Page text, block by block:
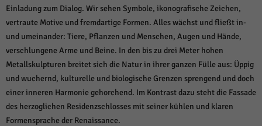
Einladung zum Dialog. Wir sehen Symbole, ikonografische Zeichen,
vertraute Motive und fremdartige Formen. Alles wächst und fließt in-
und umeinander: Tiere, Pflanzen und Menschen, Augen und Hände,
verschlungene Arme und Beine. In den bis zu drei Meter hohen
Metallskulpturen breitet sich die Natur in ihrer ganzen Fülle aus: Üppig
und wuchernd, kulturelle und biologische Grenzen sprengend und doch
einer inneren Harmonie gehorchend. Im Kontrast dazu steht die Fassade
des herzoglichen Residenzschlosses mit seiner kühlen und klaren
Formensprache der Renaissance.
Marketing (1)
Marketing-Cookies werden von Drittanbietern oder Publishern verwendet,
über Websites hinweg verfolgen.
Cookie-Informationen anzeigen
Externe Medien (6)
Inhalte von Videoplattformen und Social-Media-Plattformen werden